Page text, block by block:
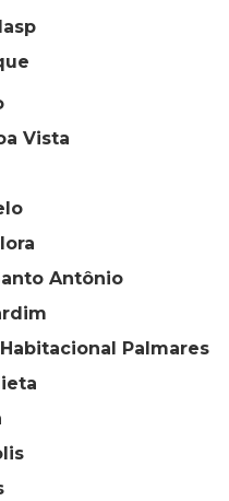
Vista
Antônio
Habitacional Palmares